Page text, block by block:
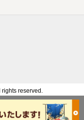
reserved.